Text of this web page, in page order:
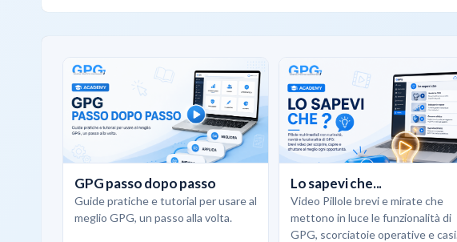
GPG passo dopo passo
Guide pratiche e tutorial per usare al
meglio GPG, un passo alla volta.
Lo sapevi che...
Video Pillole brevi e mirate che
mettono in luce le funzionalità di
GPG, scorciatoie operative e casi